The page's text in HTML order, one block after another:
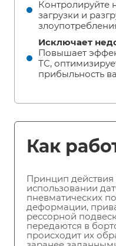
Контролируйте
загрузки и
Исключает
Повышает
ТС,
прибыльность
Как
Принцип
использовании
пневматических
деформации,
рессорной
передаются в
происходит их